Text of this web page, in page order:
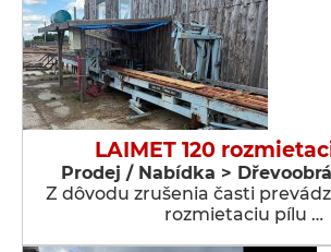
LAIMET 120
Prodej / Nabídka >
Z dôvodu zrušenia časti
rozmietaciu pílu …